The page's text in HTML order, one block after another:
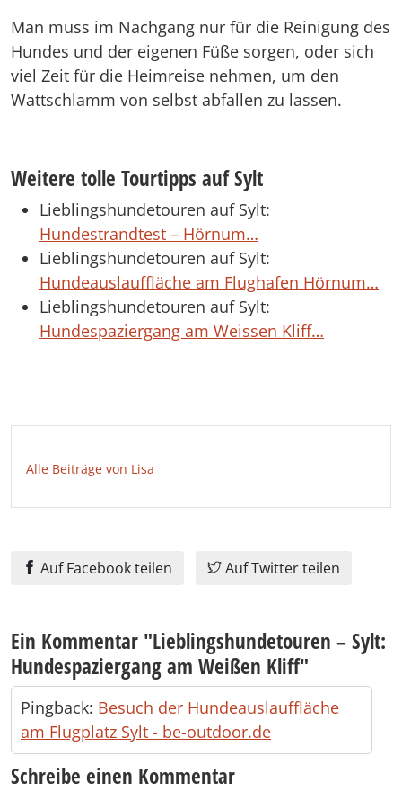
Man muss im Nachgang nur für die Reinigung des
Hundes und der eigenen Füße sorgen, oder sich
viel Zeit für die Heimreise nehmen, um den
Wattschlamm von selbst abfallen zu lassen.
Weitere tolle Tourtipps auf Sylt
Lieblingshundetouren auf Sylt:
Hundestrandtest – Hörnum…
Lieblingshundetouren auf Sylt:
Hundeauslauffläche am Flughafen Hörnum…
Lieblingshundetouren auf Sylt:
Hundespaziergang am Weissen Kliff…
Alle Beiträge von Lisa
Auf Facebook teilen Auf Twitter teilen
Ein Kommentar "Lieblingshundetouren – Sylt:
Hundespaziergang am Weißen Kliff"
Pingback: Besuch der Hundeauslauffläche
am Flugplatz Sylt - be-outdoor.de
Schreibe einen Kommentar